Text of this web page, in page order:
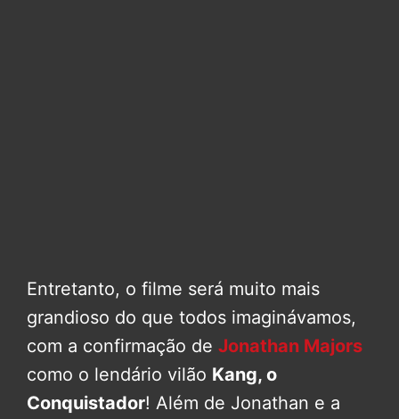
Entretanto, o filme será muito mais
grandioso do que todos imaginávamos,
com a confirmação de Jonathan Majors
como o lendário vilão Kang, o
Conquistador! Além de Jonathan e a